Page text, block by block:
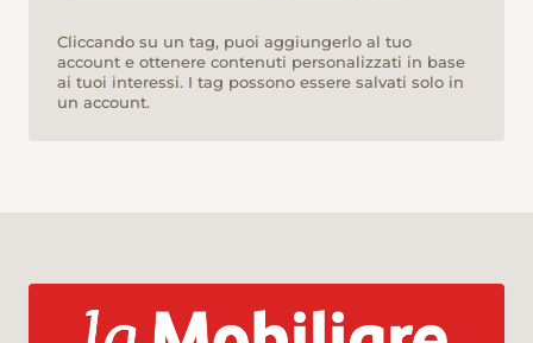
Cliccando su un tag, puoi aggiungerlo al tuo
account e ottenere contenuti personalizzati in base
ai tuoi interessi. I tag possono essere salvati solo in
un account.